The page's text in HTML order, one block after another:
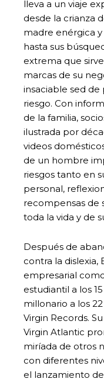
lleva a un viaje
desde la crianza
madre enérgica
hasta sus
extrema que
marcas de su
insaciable sed de
riesgo. Con
de la familia,
ilustrada por
videos
de un hombre
riesgos tanto en
personal,
recompensas de
toda la vida y de
Después de
contra la dislexia,
empresarial
estudiantil a los
millonario a los
Virgin Records.
Virgin Atlantic
miríada de otros
con diferentes
el lanzamiento